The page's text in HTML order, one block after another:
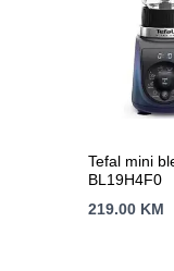
Tefal mini
BL19H4F0
219.00 KM